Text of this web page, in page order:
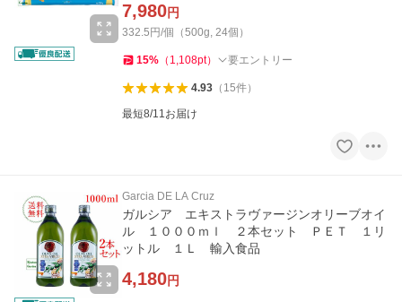
7,980円
332.5円/個（500g, 24個）
15% （ 1,108pt） 要エントリー
4.93（ 15件）
最短8/11お届け
Garcia DE LA Cruz
ガルシア エキストラヴァージンオリーブオイ
ル １０００ｍｌ ２本セット ＰＥＴ １リ
ットル １Ｌ 輸入食品
4,180円